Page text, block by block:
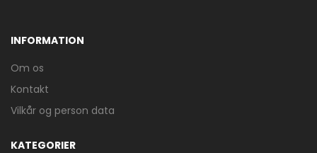
INFORMATION
Om os
Kontakt
Vilkår og person data
KATEGORIER